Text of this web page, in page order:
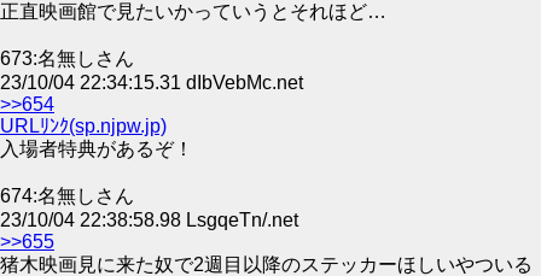
正直映画館で見たいかっていうとそれほど…
673:名無しさん
23/10/04 22:34:15.31 dIbVebMc.net
>>654
URLﾘﾝｸ(sp.njpw.jp)
入場者特典があるぞ！
674:名無しさん
23/10/04 22:38:58.98 LsgqeTn/.net
>>655
猪木映画見に来た奴で2週目以降のステッカーほしいやついる